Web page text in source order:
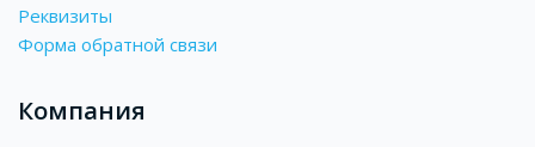
Реквизиты
Форма обратной связи
Компания